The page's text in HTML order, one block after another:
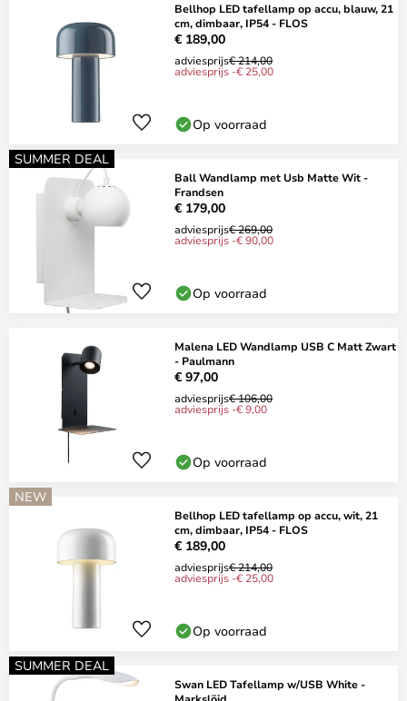
Bellhop LED tafellamp op accu, blauw, 21
cm, dimbaar, IP54 - FLOS
€ 189,00
adviesprijs€ 214,00
adviesprijs -€ 25,00
Op voorraad
SUMMER DEAL
Ball Wandlamp met Usb Matte Wit -
Frandsen
€ 179,00
adviesprijs€ 269,00
adviesprijs -€ 90,00
Op voorraad
Malena LED Wandlamp USB C Matt Zwart
- Paulmann
€ 97,00
adviesprijs€ 106,00
adviesprijs -€ 9,00
Op voorraad
NEW
Bellhop LED tafellamp op accu, wit, 21
cm, dimbaar, IP54 - FLOS
€ 189,00
adviesprijs€ 214,00
adviesprijs -€ 25,00
Op voorraad
SUMMER DEAL
Swan LED Tafellamp w/USB White -